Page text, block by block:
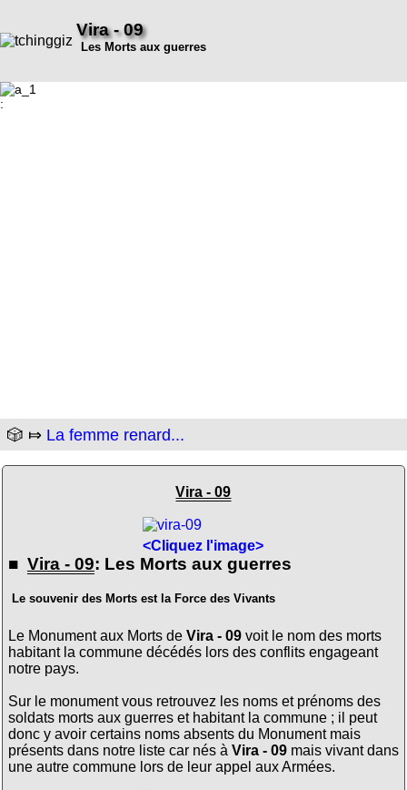
Vira - 09
Les Morts aux guerres
:
🎲 ⤇ La femme renard...
Vira - 09
<Cliquez l'image>
■ Vira - 09: Les Morts aux guerres
Le souvenir des Morts est la Force des Vivants
Le Monument aux Morts de Vira - 09voit le nom des morts
habitant la commune décédés lors des conflits engageant
notre pays.
Sur le monument vous retrouvez les noms et prénoms des
soldats morts aux guerres et habitant la commune ; il peut
donc y avoir certains noms absents du Monument mais
présents dans notre liste car nés à Vira - 09mais vivant dans
une autre commune lors de leur appel aux Armées.